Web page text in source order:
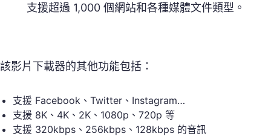
支援超過 1,000 個網站和各種媒體文件類型。
該影片下載器的其他功能包括：
支援 Facebook、Twitter、Instagram…
支援 8K、4K、2K、1080p、720p 等
支援 320kbps、256kbps、128kbps 的音訊